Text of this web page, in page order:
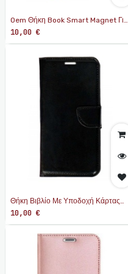
Oem Θήκη Book Smart Magnet Για
Apple iPhone Χ/ΧS MAX Μπλε
10,00 €
Θήκη Βιβλίο Με Υποδοχή Κάρτας
Για Samsung Galaxy A71 5G / 4G
Lite Μαύρο
10,00 €